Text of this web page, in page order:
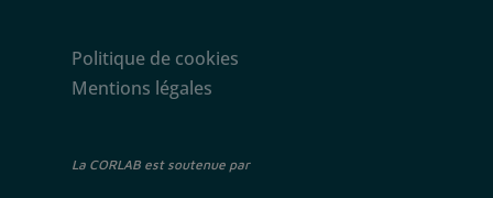
Politique de cookies
Mentions légales
La CORLAB est soutenue par